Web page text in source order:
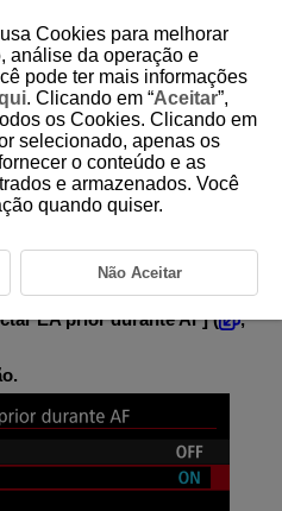
EA prior durante AF] (
,
Cookies para melhorar
análise da operação e
pode ter mais informações
. Clicando em “Aceitar”,
os Cookies. Clicando em
selecionado, apenas os
o conteúdo e as
e armazenados. Você
quando quiser.
Não Aceitar